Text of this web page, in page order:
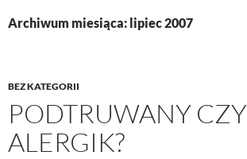
Archiwum miesiąca: lipiec 2007
BEZ KATEGORII
PODTRUWANY CZY
ALERGIK?